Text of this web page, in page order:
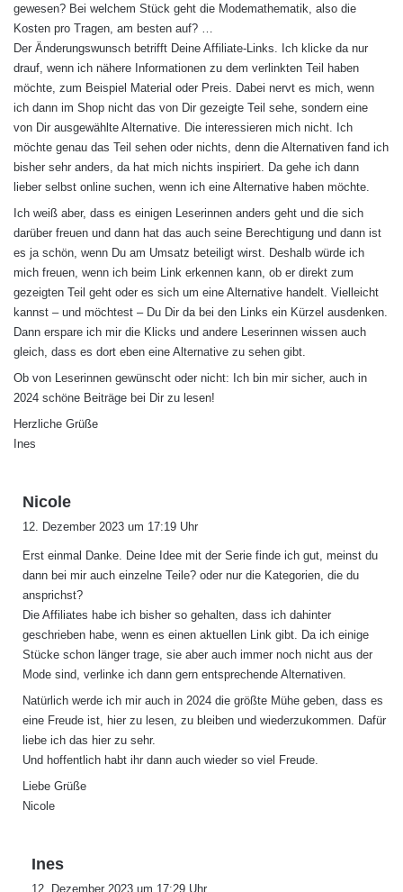
gewesen? Bei welchem Stück geht die Modemathematik, also die
Kosten pro Tragen, am besten auf? …
Der Änderungswunsch betrifft Deine Affiliate-Links. Ich klicke da nur
drauf, wenn ich nähere Informationen zu dem verlinkten Teil haben
möchte, zum Beispiel Material oder Preis. Dabei nervt es mich, wenn
ich dann im Shop nicht das von Dir gezeigte Teil sehe, sondern eine
von Dir ausgewählte Alternative. Die interessieren mich nicht. Ich
möchte genau das Teil sehen oder nichts, denn die Alternativen fand ich
bisher sehr anders, da hat mich nichts inspiriert. Da gehe ich dann
lieber selbst online suchen, wenn ich eine Alternative haben möchte.
Ich weiß aber, dass es einigen Leserinnen anders geht und die sich
darüber freuen und dann hat das auch seine Berechtigung und dann ist
es ja schön, wenn Du am Umsatz beteiligt wirst. Deshalb würde ich
mich freuen, wenn ich beim Link erkennen kann, ob er direkt zum
gezeigten Teil geht oder es sich um eine Alternative handelt. Vielleicht
kannst – und möchtest – Du Dir da bei den Links ein Kürzel ausdenken.
Dann erspare ich mir die Klicks und andere Leserinnen wissen auch
gleich, dass es dort eben eine Alternative zu sehen gibt.
Ob von Leserinnen gewünscht oder nicht: Ich bin mir sicher, auch in
2024 schöne Beiträge bei Dir zu lesen!
Herzliche Grüße
Ines
Nicole
t
:
12. Dezember 2023 um 17:19 Uhr
Erst einmal Danke. Deine Idee mit der Serie finde ich gut, meinst du
dann bei mir auch einzelne Teile? oder nur die Kategorien, die du
ansprichst?
Die Affiliates habe ich bisher so gehalten, dass ich dahinter
geschrieben habe, wenn es einen aktuellen Link gibt. Da ich einige
Stücke schon länger trage, sie aber auch immer noch nicht aus der
Mode sind, verlinke ich dann gern entsprechende Alternativen.
Natürlich werde ich mir auch in 2024 die größte Mühe geben, dass es
eine Freude ist, hier zu lesen, zu bleiben und wiederzukommen. Dafür
liebe ich das hier zu sehr.
Und hoffentlich habt ihr dann auch wieder so viel Freude.
Liebe Grüße
Nicole
Ines
12. Dezember 2023 um 17:29 Uhr